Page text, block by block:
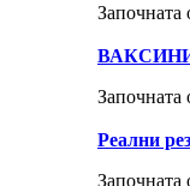
Започната
ВАКСИНИ
Започната
Реални
Започната